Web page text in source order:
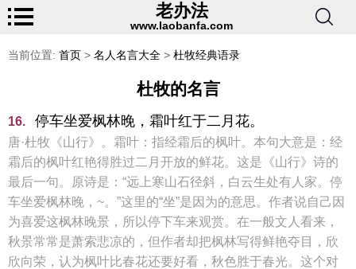
老办法
www.laobanfa.com
当前位置: 首页 > 名人名言大全 > 杜牧经典语录
杜牧的名言
16. 停车坐爱枫林晚，霜叶红于二月花。
唐·杜牧《山行》。霜叶：指经霜后的枫叶。本句大意是：经
霜后的枫叶红艳得胜过二月开放的鲜花。这是《山行》诗的
最后一句。原诗是：“远上寒山石径斜，白云生处有人家。停
车坐爱枫林晚，~。”这里的“坐”是因为的意思。作者说自己因
为喜爱这枫林晚景，所以停下车来观赏。在一般文人看来，
秋景常常是萧索悲凉的，但作者却把枫林写得鲜艳夺目，欣
欣向荣，认为枫叶比春花还要好看，秋色胜于春光。这个对